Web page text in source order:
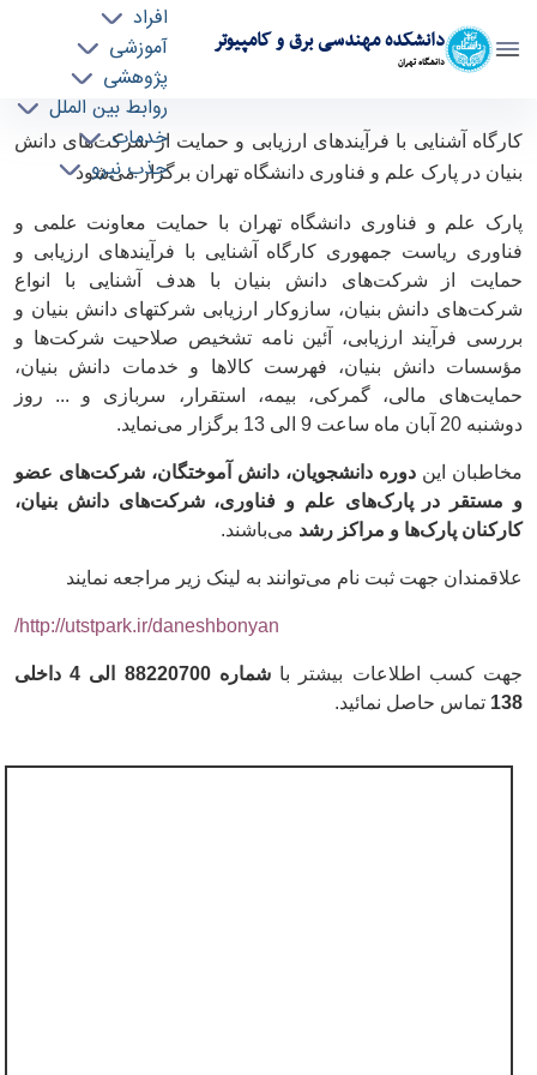
دانشکده مهندسی برق و کامپیوتر
دانشگاه تهران
افراد
آموزشی
پژوهشی
روابط بین الملل
خدمات
جذب نیرو
کارگاه آشنایی با فرآیندهای ارزیابی و حمایت از
شرکت‌های دانش بنیان - ece- دانشکده مهندسی
برق و کامپیوتر
کارگاه آشنایی با فرآیندهای ارزیابی و حمایت از شرکت‌های دانش
بنیان در پارک علم و فناوری دانشگاه تهران برگزار می‌شود
پارک علم و فناوری دانشگاه تهران با حمایت معاونت علمی و
فناوری ریاست جمهوری کارگاه آشنایی با فرآیندهای ارزیابی و
حمایت از شرکت‌های دانش بنیان با هدف آشنایی با انواع
شرکت‌های دانش بنیان، سازوکار ارزیابی شرکتهای دانش بنیان و
بررسی فرآیند ارزیابی، آئین نامه تشخیص صلاحیت شرکت‌ها و
مؤسسات دانش بنیان، فهرست کالاها و خدمات دانش بنیان،
حمایت‌های مالی، گمرکی، بیمه، استقرار، سربازی و ... روز
دوشنبه 20 آبان ماه ساعت 9 الی 13 برگزار می‌نماید.
مخاطبان این دوره دانشجویان، دانش آموختگان، شرکت‌های عضو
و مستقر در پارک‌های علم و فناوری، شرکت‌های دانش بنیان،
کارکنان پارک‌ها و مراکز رشد می‌باشند.
علاقمندان جهت ثبت نام می‌توانند به لینک زیر مراجعه نمایند
http://utstpark.ir/daneshbonyan
/
جهت کسب اطلاعات بیشتر باشماره 88220700
الی 4 داخلی
138 تماس حاصل نمائید.